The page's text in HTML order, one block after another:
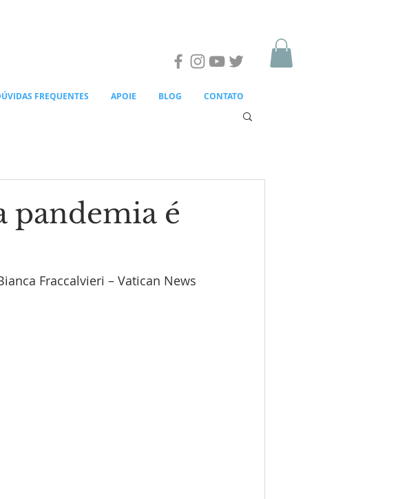
FREQUENTES APOIE BLOG CONTATO
pandemia é
Fraccalvieri – Vatican News